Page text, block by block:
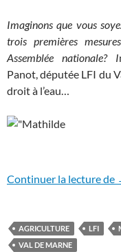
Imaginons que vous
trois premières
Assemblée nationale? I
Panot, députée LFI du
droit à l’eau…
Continuer la lecture de
AGRICULTURE LFI
VAL DE MARNE